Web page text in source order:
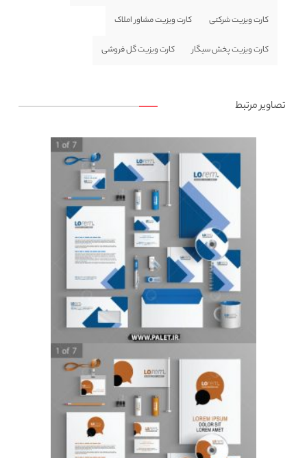
کارت ویزیت شرکتی کارت ویزیت مشاور املاک
کارت ویزیت پخش سیگار کارت ویزیت گل فروشی
تصاویر مرتبط